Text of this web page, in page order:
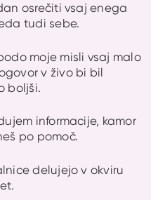
osrečiti vsaj enega
tudi sebe.
moje misli vsaj malo
v živo bi bil
boljši.
informacije, kamor
po pomoč.
delujejo v okviru